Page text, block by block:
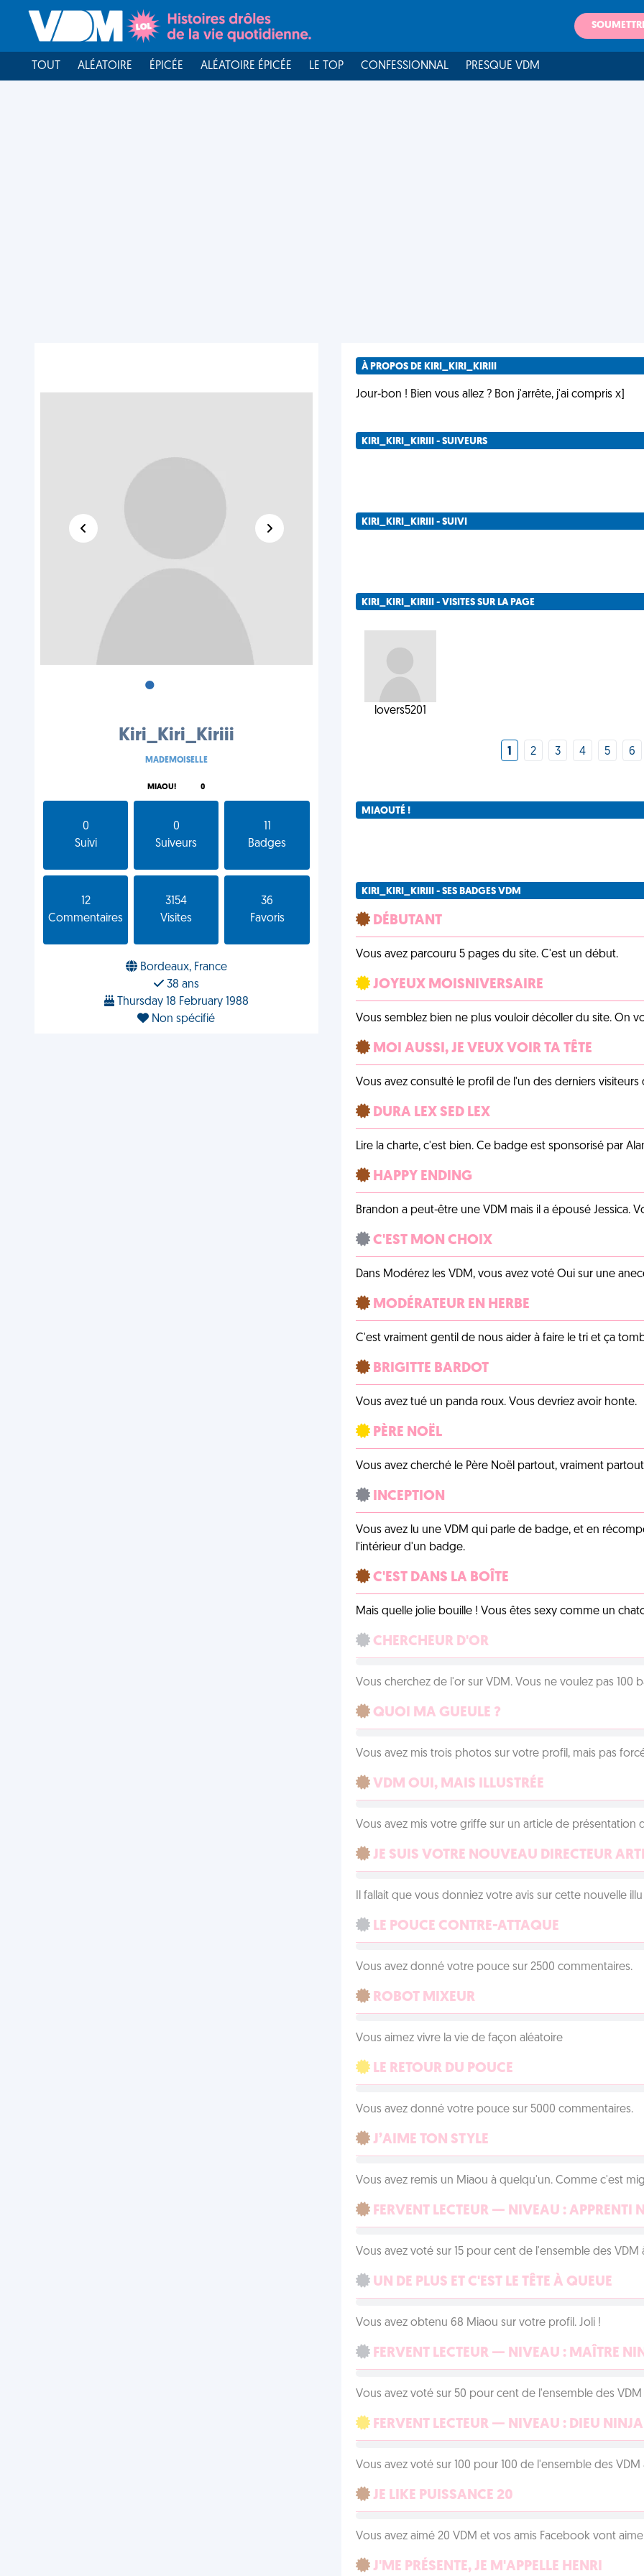
TOUT ALÉATOIRE ÉPICÉE ALÉATOIRE ÉPICÉE LE TOP CONFESSIONNAL PRESQUE VDM
•
Kiri_Kiri_Kiriii
MADEMOISELLE
MIAOU! 0
0
Suivi
0
Suiveurs
Badges
12
Commentaires
3154
Visites
36
Favoris
Bordeaux, France
38 ans
Thursday 18 February 1988
Non spécifié
À PROPOS DE KIRI_KIRI_KIRIII
Jour-bon ! Bien vous allez ? Bon j'arrête, j'ai compris x]
KIRI_KIRI_KIRIII - SUIVEURS
KIRI_KIRI_KIRIII - SUIVI
KIRI_KIRI_KIRIII - VISITES SUR LA PAGE
lovers5201
1 2 3 4 5 6
MIAOUTÉ !
KIRI_KIRI_KIRIII - SES BADGES VDM
DÉBUTANT
Vous avez parcouru 5 pages du site. C'est un début.
JOYEUX MOISNIVERSAIRE
Vous semblez bien ne plus vouloir décoller du site. On
MOI AUSSI, JE VEUX VOIR TA TÊTE
Vous avez consulté le profil de l'un des derniers
DURA LEX SED LEX
Lire la charte, c'est bien. Ce badge est sponsorisé par
HAPPY ENDING
Brandon a peut-être une VDM mais il a épousé Jessica.
C'EST MON CHOIX
Dans Modérez les VDM, vous avez voté Oui sur une
MODÉRATEUR EN HERBE
C'est vraiment gentil de nous aider à faire le tri et ça
BRIGITTE BARDOT
Vous avez tué un panda roux. Vous devriez avoir honte.
PÈRE NOËL
Vous avez cherché le Père Noël partout, vraiment
INCEPTION
Vous avez lu une VDM qui parle de badge, et en
l'intérieur d'un badge.
C'EST DANS LA BOÎTE
Mais quelle jolie bouille ! Vous êtes sexy comme un
CHERCHEUR D'OR
Vous cherchez de l'or sur VDM. Vous ne voulez pas 100
QUOI MA GUEULE ?
Vous avez mis trois photos sur votre profil, mais pas
VDM OUI, MAIS ILLUSTRÉE
Vous avez mis votre griffe sur un article de présentation
JE SUIS VOTRE NOUVEAU DIRECTEUR
Il fallait que vous donniez votre avis sur cette nouvelle
LE POUCE CONTRE-ATTAQUE
Vous avez donné votre pouce sur 2500 commentaires.
ROBOT MIXEUR
Vous aimez vivre la vie de façon aléatoire
LE RETOUR DU POUCE
Vous avez donné votre pouce sur 5000 commentaires.
J’AIME TON STYLE
Vous avez remis un Miaou à quelqu'un. Comme c'est
FERVENT LECTEUR — NIVEAU : APPRENTI
Vous avez voté sur 15 pour cent de l'ensemble des VDM
UN DE PLUS ET C'EST LE TÊTE À QUEUE
Vous avez obtenu 68 Miaou sur votre profil. Joli !
FERVENT LECTEUR — NIVEAU : MAÎTRE
Vous avez voté sur 50 pour cent de l'ensemble des VDM
FERVENT LECTEUR — NIVEAU : DIEU NINJA
Vous avez voté sur 100 pour 100 de l'ensemble des VDM
JE LIKE PUISSANCE 20
Vous avez aimé 20 VDM et vos amis Facebook vont
J'ME PRÉSENTE, JE M'APPELLE HENRI